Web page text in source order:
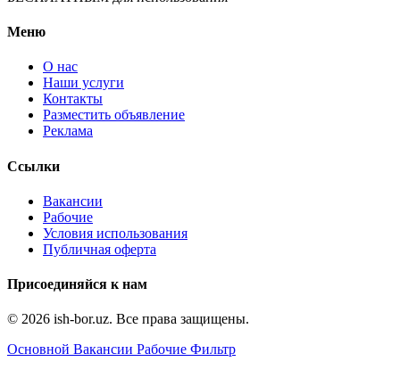
Меню
О нас
Наши услуги
Контакты
Разместить объявление
Реклама
Ссылки
Вакансии
Рабочие
Условия использования
Публичная оферта
Присоединяйся к нам
© 2026 ish-bor.uz. Все права защищены.
Основной Вакансии Рабочие Фильтр